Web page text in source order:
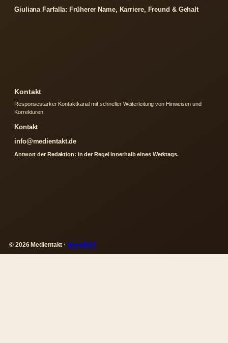
Giuliana Farfalla: Früherer Name, Karriere, Freund & Gehalt
Kontakt
Responsestarker Kontaktkanal mit schneller Weiterleitung von Hinweisen und
Korrekturen.
Kontakt
info@medientakt.de
Antwort der Redaktion: in der Regel innerhalb eines Werktags.
© 2026 Medientakt ·WorldRSS